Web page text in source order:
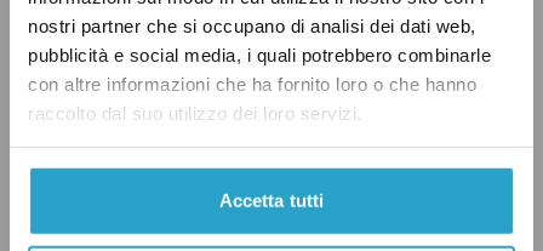
nostri partner che si occupano di analisi dei dati web,
pubblicità e social media, i quali potrebbero combinarle
con altre informazioni che ha fornito loro o che hanno
raccolto dal suo utilizzo dei loro servizi.
Accetta tutti
Ydp, come anche quelli pubblicati suireport
annualidelle Nazioni Unite, non mostrano un
calo nel numero delle vittime tra i bambini nei